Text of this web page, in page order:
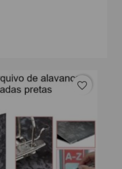
favorite_border